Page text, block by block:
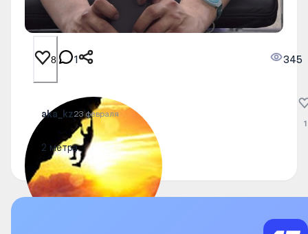
8 1 345
aka_kz23 февраля
2 метра
1